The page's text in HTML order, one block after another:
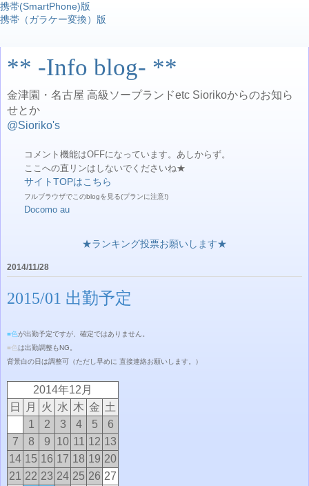
携帯(SmartPhone)版
携帯（ガラケー変換）版
** -Info blog- **
金津園・名古屋 高級ソープランドetc Siorikoからのお知ら
せとか
@Sioriko's
コメント機能はOFFになっています。あしからず。
ここへの直リンはしないでくださいね★
サイトTOPはこちら
フルブラウザでこのblogを見る(プランに注意!)
Docomo au
★ランキング投票お願いします★
2014/11/28
2015/01 出勤予定
■色が出勤予定ですが、確定ではありません。
■色は出勤調整もNG。
背景白の日は調整可 （ただし早めに 直接連絡お願いします。）
2014年12月
日
月 火 水 木 金 土
1
2 3 4 5
6
7
8 9 10 11 12 13
14 15 16 17 18 19 20
21
22 23 24 25 26 27